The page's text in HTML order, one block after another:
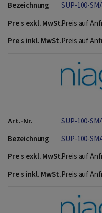
SUP-100-
Preis auf
Preis auf
SUP-100-
SUP-100-
Preis auf
Preis auf